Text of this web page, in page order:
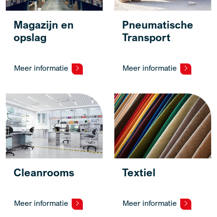
Magazijn en
opslag
Meer informatie
Pneumatische
Transport
Meer informatie
Cleanrooms
Meer informatie
Textiel
Meer informatie